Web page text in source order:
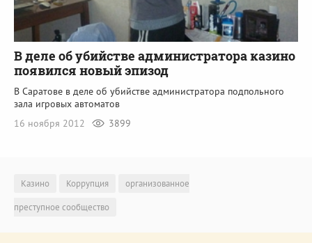
В деле об убийстве администратора казино
появился новый эпизод
В Саратове в деле об убийстве администратора подпольного
зала игровых автоматов
16 ноября 2012
3899
Казино Коррупция
организованное
преступное сообщество